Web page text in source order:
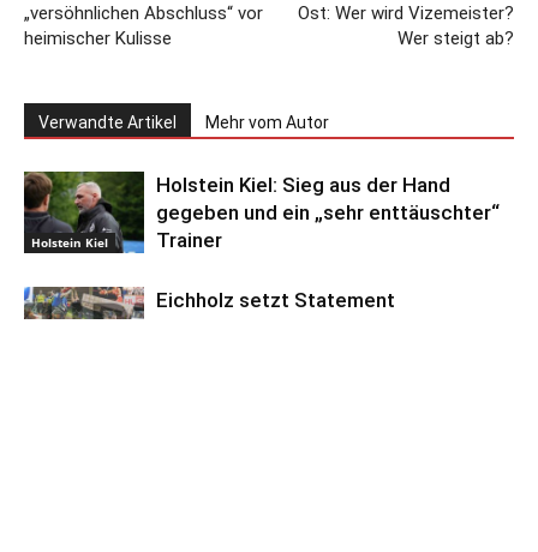
„versöhnlichen Abschluss“ vor
heimischer Kulisse
Ost: Wer wird Vizemeister?
Wer steigt ab?
Verwandte Artikel Mehr vom Autor
Holstein Kiel
Holstein Kiel: Sieg aus der Hand
gegeben und ein „sehr enttäuschter“
Trainer
Eichholz setzt Statement